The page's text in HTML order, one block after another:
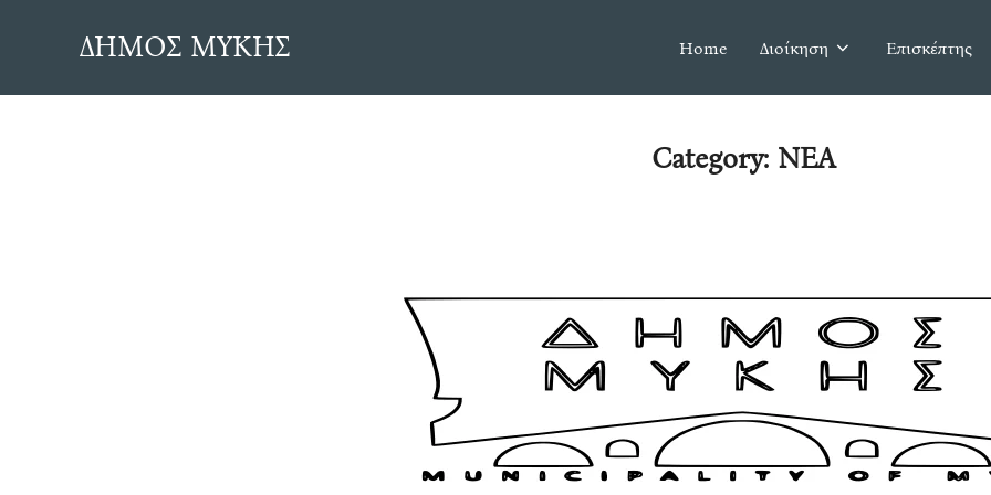
ΔΗΜΟΣ ΜΥΚΗΣ Home Διοίκηση Επισκέπτης
Category: ΝΕΑ